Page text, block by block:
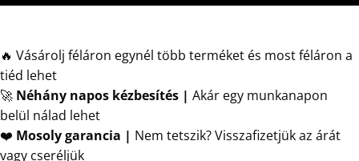
🔥 Vásárolj féláron egynél több terméket és most féláron a
tiéd lehet
🚀 Néhány napos kézbesítés | Akár egy munkanapon
belül nálad lehet
❤️ Mosoly garancia | Nem tetszik? Visszafizetjük az árát
vagy cseréljük